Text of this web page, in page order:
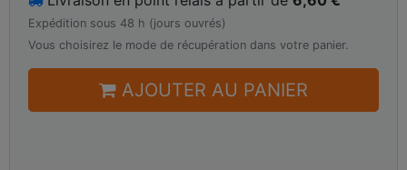
Expédition sous 48 h (jours ouvrés)
Vous choisirez le mode de récupération dans votre panier.
AJOUTER AU PANIER